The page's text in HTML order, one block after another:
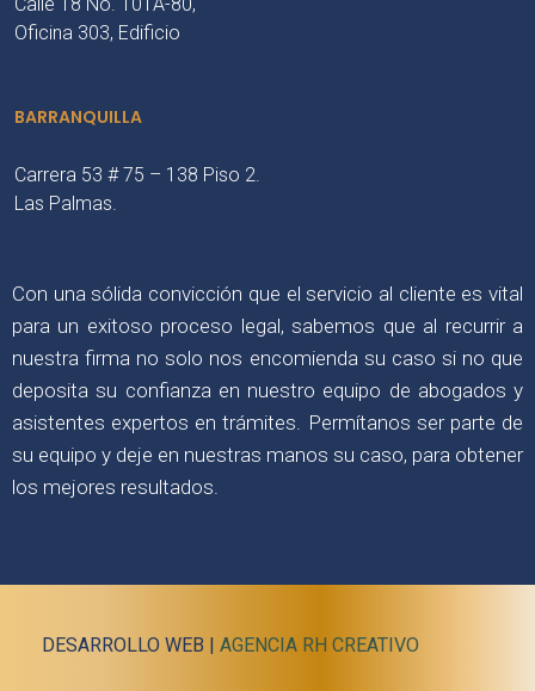
Oficina 303, Edificio
BARRANQUILLA
Carrera 53 # 75 – 138 Piso 2.
Las Palmas.
Con una sólida convicción que el servicio al cliente es vital
para un exitoso proceso legal, sabemos que al recurrir a
nuestra firma no solo nos encomienda su caso si no que
deposita su confianza en nuestro equipo de abogados y
asistentes expertos en trámites. Permítanos ser parte de
su equipo y deje en nuestras manos su caso, para obtener
los mejores resultados.
DESARROLLO WEB | AGENCIA RH CREATIVO